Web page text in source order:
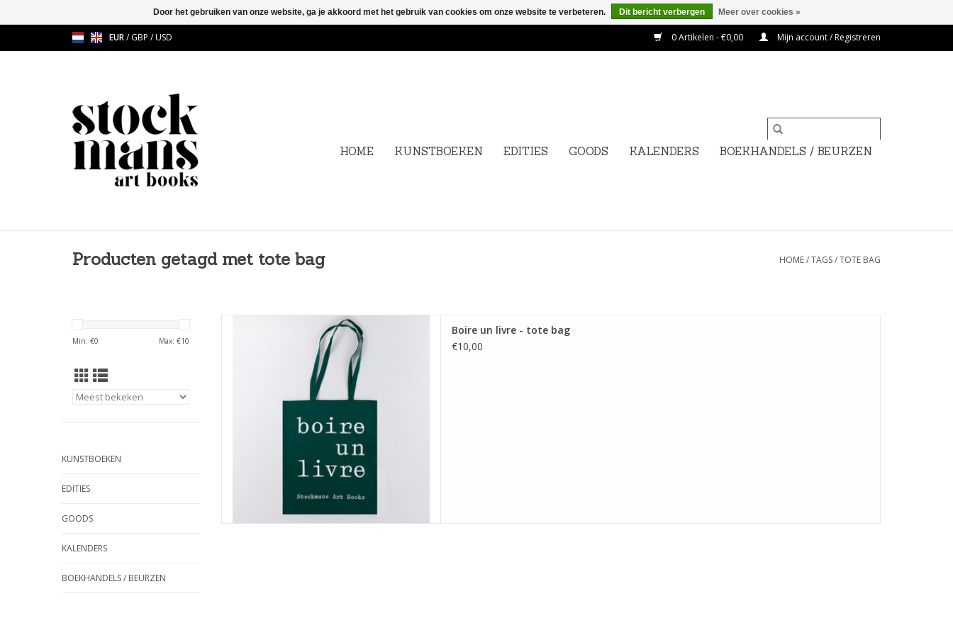
EUR/GBP /USD 0 Artikelen - €0,00 Mijn account / Registreren
HOME KUNSTBOEKEN EDITIES GOODS KALENDERS BOEKHANDELS / BEURZEN
Producten getagd met tote bag HOME/TAGS/TOTE BAG
Min: €0 Max: €10
KUNSTBOEKEN
EDITIES
GOODS
KALENDERS
BOEKHANDELS / BEURZEN
Dit is de tweede editie van onze Boire un livre
draagtassen
TOEVOEGEN AAN WINKELWAGEN
Boire un livre - tote bag
€10,00
Door het gebruiken van onze website, ga je akkoord met het gebruik van cookies om onze website te verbeteren. Dit bericht verbergen Meer over cookies »